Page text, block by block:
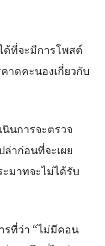
ด้ที่จะมีการโพสต์
าดคะนองเกี่ยวกับ
นการจะตรวจ
าก่อนที่จะเผย
มาทจะไม่ได้รับ
ที่ว่า “ไม่มีคอน